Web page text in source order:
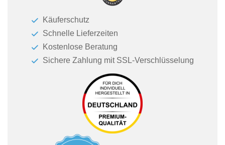
Käuferschutz
Schnelle Lieferzeiten
Kostenlose Beratung
Sichere Zahlung mit SSL-Verschlüsselung